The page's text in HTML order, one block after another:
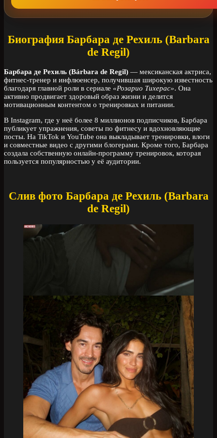
Биография Барбара де Рехиль (Barbara
de Regil)
Барбара де Рехиль (Bárbara de Regil) — мексиканская актриса,
фитнес-тренер и инфлюенсер, получившая широкую известность
благодаря главной роли в сериале «Розарио Тихерас». Она
активно продвигает здоровый образ жизни и делится
мотивационным контентом о тренировках и питании.
В Instagram, где у неё более 8 миллионов подписчиков, Барбара
публикует упражнения, советы по фитнесу и вдохновляющие
посты. На TikTok и YouTube она выкладывает тренировки, влоги
и совместные видео с другими блогерами. Кроме того, Барбара
создала собственную онлайн-программу тренировок, которая
пользуется популярностью у её аудитории.
Слив фото Барбара де Рехиль (Barbara
de Regil)